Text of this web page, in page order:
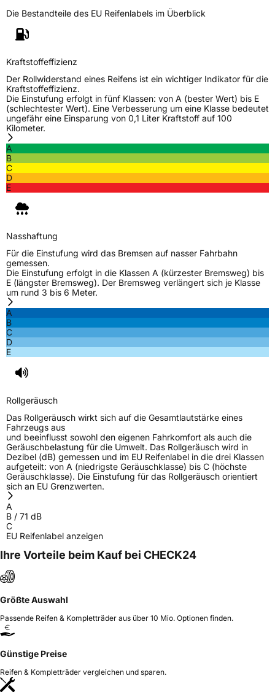
Herstellerkontakt
Sailun Europe GmbH, Grosser Hasenpfad 30
60598 Frankfurt Deutschland, www.sailun-
Die Bestandteile des EU Reifenlabels im Überblick
Kraftstoffeffizienz
Der Rollwiderstand eines Reifens ist ein wichtiger Indikator für die
Kraftstoffeffizienz.
Die Einstufung erfolgt in fünf Klassen: von A (bester Wert) bis E
(schlechtester Wert). Eine Verbesserung um eine Klasse bedeutet
ungefähr eine Einsparung von 0,1 Liter Kraftstoff auf 100
Kilometer.
A
B
C
D
E
Nasshaftung
Für die Einstufung wird das Bremsen auf nasser Fahrbahn
gemessen.
Die Einstufung erfolgt in die Klassen A (kürzester Bremsweg) bis
E (längster Bremsweg). Der Bremsweg verlängert sich je Klasse
um rund 3 bis 6 Meter.
A
B
C
D
E
Rollgeräusch
Das Rollgeräusch wirkt sich auf die Gesamtlautstärke eines
Fahrzeugs aus
und beeinflusst sowohl den eigenen Fahrkomfort als auch die
Geräuschbelastung für die Umwelt. Das Rollgeräusch wird in
Dezibel (dB) gemessen und im EU Reifenlabel in die drei Klassen
aufgeteilt: von A (niedrigste Geräuschklasse) bis C (höchste
Geräuschklasse). Die Einstufung für das Rollgeräusch orientiert
sich an EU Grenzwerten.
A
B / 71 dB
C
EU Reifenlabel anzeigen
Ihre Vorteile beim Kauf bei CHECK24
Größte Auswahl
Passende Reifen & Kompletträder aus über 10 Mio. Optionen finden.
Günstige Preise
Reifen & Kompletträder vergleichen und sparen.